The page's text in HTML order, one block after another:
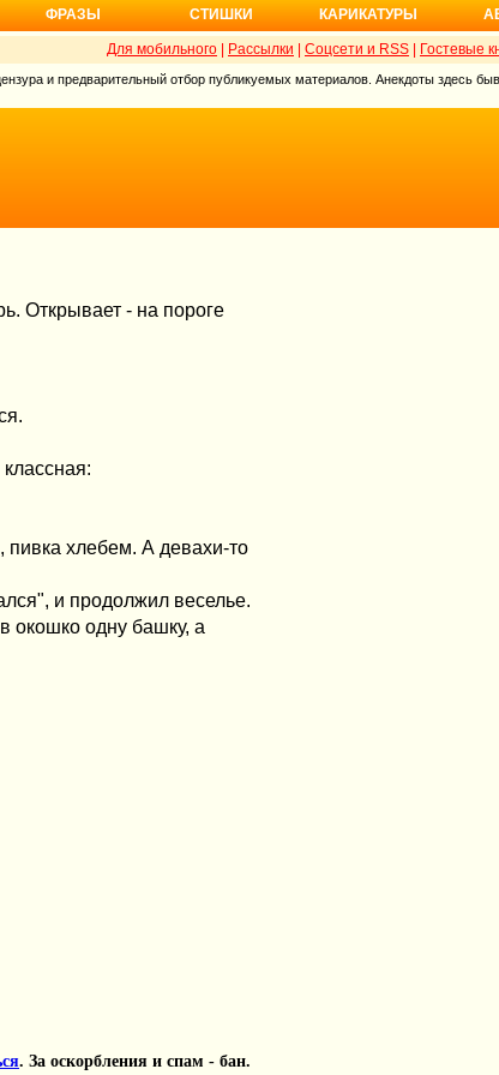
ФРАЗЫ СТИШКИ КАРИКАТУРЫ
Для мобильного Рассылки Соцсети и RSS Гостевые
и предварительный отбор публикуемых материалов. Анекдоты здесь
Открывает - на пороге
хлебем. А девахи-то
и продолжил веселье.
окошко одну башку, а
. За оскорбления и спам - бан.